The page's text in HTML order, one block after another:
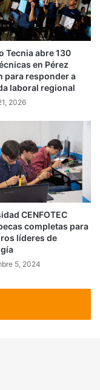
Tecnia abre 130
en Pérez
para responder a
laboral regional
2026
CENFOTEC
completas para
líderes de
5, 2024